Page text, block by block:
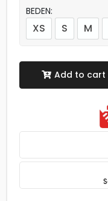
RENK:
SİYAH
XS S
Add to cart